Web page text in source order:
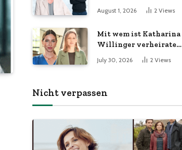
Zustand und die
Fakten im Überblick
August 1, 2026 2 Views
Mit wem ist Katharina
Willinger verheiratet?
Die Wahrheit über ihr
Familienleben
July 30, 2026 2 Views
Nicht verpassen